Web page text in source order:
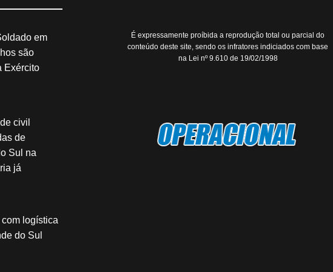
em
são
Exército
civil
de
Sul na
já
logística
do Sul
É expressamente proíbida a reprodução total ou parcial do
conteúdo deste site, sendo os infratores indiciados com base
na Lei nº 9.610 de 19/02/1998